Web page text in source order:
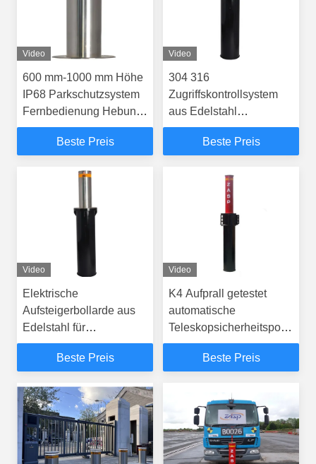
Video
600 mm-1000 mm Höhe
IP68 Parkschutzsystem
Fernbedienung Hebung
Erhöhte Pollarden
Beste Preis
Video
304 316
Zugriffskontrollsystem
aus Edelstahl
automatisch einziehbare
Fahrbahnbollarde
Beste Preis
Video
Elektrische
Aufsteigerbollarde aus
Edelstahl für
Verkehrssicherheit
Beste Preis
Video
K4 Aufprall getestet
automatische
Teleskopsicherheitspolster
Einzelpolster
219mm±2mm
Beste Preis